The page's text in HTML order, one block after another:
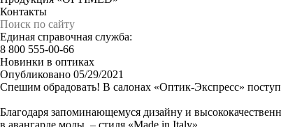
Контакты
Единая справочная служба:
8 800 555-00-66
Новинки в оптиках
Опубликовано 05/29/2021
Спешим обрадовать! В салонах «Оптик-Экспресс»
Благодаря запоминающемуся дизайну и
в авангарде моды, – стиля «Made in Italy».